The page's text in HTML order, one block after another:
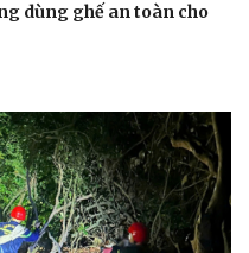
dùng ghế an toàn cho